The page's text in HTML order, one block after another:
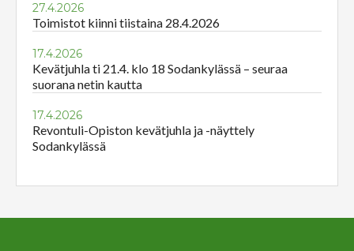
27.4.2026
Toimistot kiinni tiistaina 28.4.2026
17.4.2026
Kevätjuhla ti 21.4. klo 18 Sodankylässä – seuraa
suorana netin kautta
17.4.2026
Revontuli-Opiston kevätjuhla ja -näyttely
Sodankylässä